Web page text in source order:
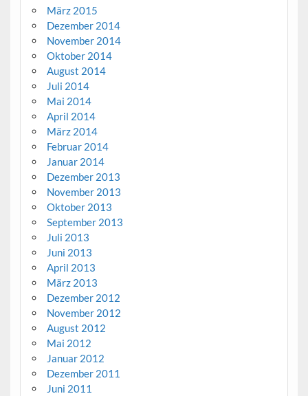
März 2015
Dezember 2014
November 2014
Oktober 2014
August 2014
Juli 2014
Mai 2014
April 2014
März 2014
Februar 2014
Januar 2014
Dezember 2013
November 2013
Oktober 2013
September 2013
Juli 2013
Juni 2013
April 2013
März 2013
Dezember 2012
November 2012
August 2012
Mai 2012
Januar 2012
Dezember 2011
Juni 2011